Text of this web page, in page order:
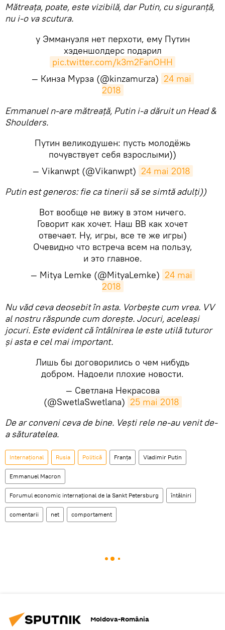
Mătreața, poate, este vizibilă, dar Putin, cu siguranță,
nu i-o va scutura.
у Эммануэля нет перхоти, ему Путин
хэденшолдерс подарил
pic.twitter.com/k3m2FanOHH
— Кинза Мурза (@kinzamurza) 24 mai
2018
Emmanuel n-are mătreață, Putin i-a dăruit un Head &
Shoulders.
Путин великодушен: пусть молодёжь
почувствует себя взрослыми))
— Vikanwpt (@Vikanwpt) 24 mai 2018
Putin est generos: fie ca tinerii să se simtă adulți))
Вот вообще не вижу в этом ничего.
Говорит как хочет. Наш ВВ как хочет
отвечает. Ну, игры, все те же игры)
Очевидно что встреча всем на пользу,
и это главное.
— Mitya Lemke (@MityaLemke) 24 mai
2018
Nu văd ceva deosebit în asta. Vorbește cum vrea. VV
al nostru răspunde cum dorește. Jocuri, aceleași
jocuri. Este evident că întâlnirea le este utilă tuturor
și asta e cel mai important.
Лишь бы договорились о чем нибудь
добром. Надоели плохие новости.
— Светлана Некрасова
(@SwetlaSwetlana) 25 mai 2018
De ar conveni ceva de bine. Vești rele ne-au venit de-
a săturatelea.
Internaţional Rusia Politică Franța Vladimir Putin
Emmanuel Macron
Forumul economic internațional de la Sankt Petersburg întâlniri
comentarii net comportament
Moldova-România